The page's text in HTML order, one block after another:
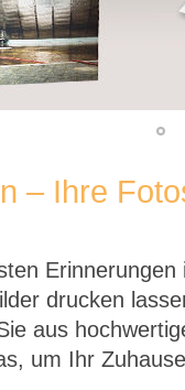
– Ihre
drucken
aus
um Ihr